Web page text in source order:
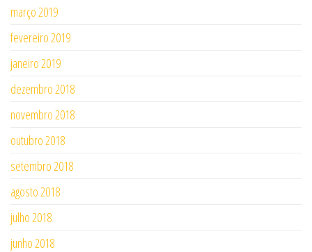
março 2019
fevereiro 2019
janeiro 2019
dezembro 2018
novembro 2018
outubro 2018
setembro 2018
agosto 2018
julho 2018
junho 2018